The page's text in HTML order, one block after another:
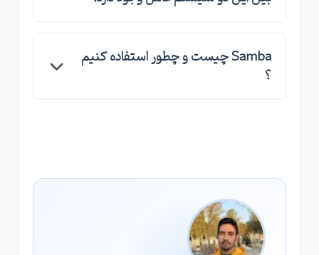
گذار منابع دارد.
وجود دارد که این امکان را به ما میدهد تا منابع را بین
هرکدام اشتراک گذاری کنیم.
Samba چیست و چطور استفاده کنیم
؟
میدهد. برای راه اندازی ,ابتدا آن را روی لینوکس نصب
و با تنظیم فایل کانفیگ در مسیر